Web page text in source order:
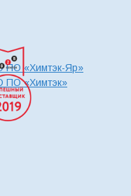
ПО «Химтэк-Яр»
ПО «Химтэк»